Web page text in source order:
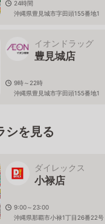
24時間
沖縄県豊見城市字田頭155番地1
イオンドラッグ
豊見城店
9時～22時
沖縄県豊見城市字田頭155番地1
シを見る
ダイレックス
小禄店
9:00～23:00
沖縄県那覇市小禄1丁目26番22号